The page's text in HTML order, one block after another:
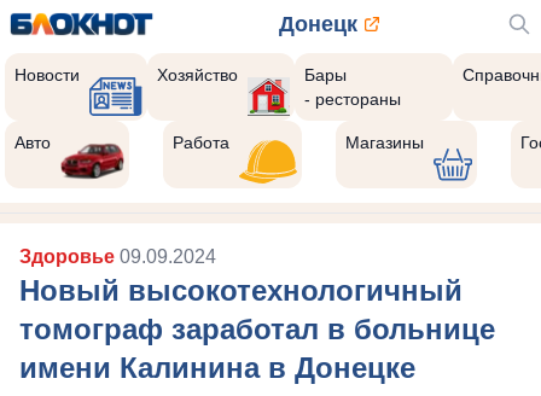
Донецк
Новости Хозяйство
Бары
- рестораны
Авто Работа Магазины
Здоровье 09.09.2024
Новый высокотехнологичный
томограф заработал в больнице
имени Калинина в Донецке